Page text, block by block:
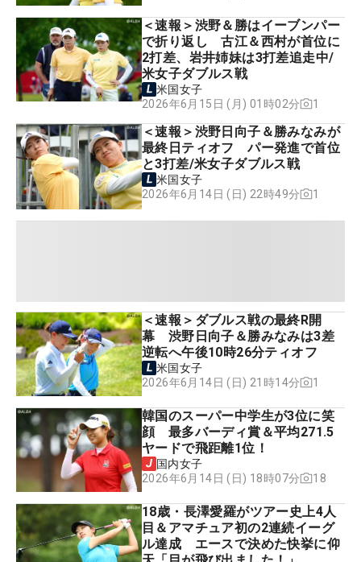
＜速報＞渋野＆勝はイーブンパー
で折り返し 古江＆西村が首位に
2打差、岩井姉妹は3打差追走中/
米女子ダブルス戦
米国女子
2026年6月15日 (月) 01時02分
1
＜速報＞渋野日向子＆勝みなみが
最終日ティオフ パー発進で首位
と3打差/米女子ダブルス戦
米国女子
2026年6月14日 (日) 22時49分
1
＜速報＞ダブルス戦の最終R開
幕 渋野日向子＆勝みなみは3差
逆転へ午後10時26分ティオフ
米国女子
2026年6月14日 (日) 21時14分
1
韓国のスーパー中学生が3位に笑
顔 最多バーディ賞＆平均271.5
ヤードで飛距離1位！
国内女子
2026年6月14日 (日) 18時07分
18
18歳・長澤愛羅がツアー史上4人
目＆アマチュア初の2連続イーグ
ル達成 エースで決めた快挙に仰